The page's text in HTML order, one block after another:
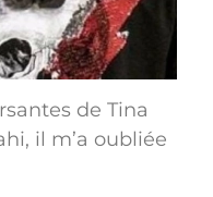
de Tina
il m’a oubliée